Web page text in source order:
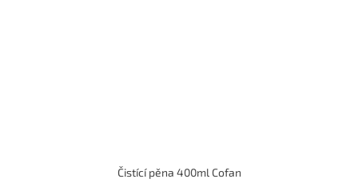
Čistící pěna 400ml Cofan